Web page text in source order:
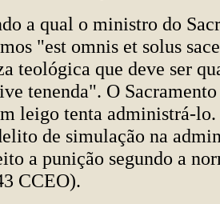
a qual o ministro do
"est omnis et solus
teológica que deve ser
tenenda". O
leigo tenta administrá-lo.
de simulação na
a punição segundo a
CCEO).